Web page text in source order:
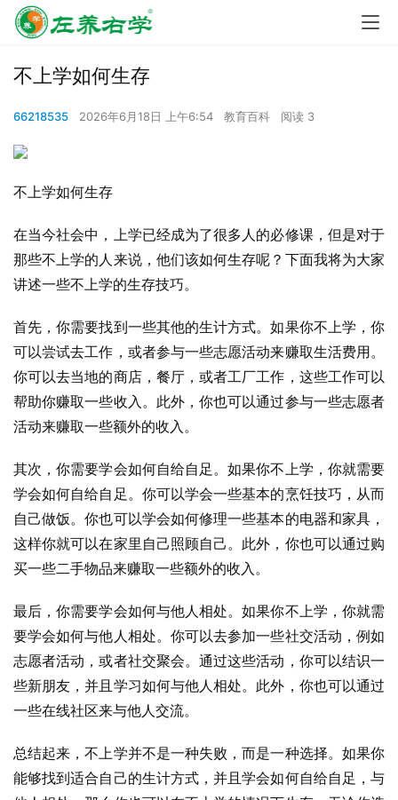
不上学如何生存
66218535 2026年6月18日 上午6:54 教育百科 阅读 3
不上学如何生存
在当今社会中，上学已经成为了很多人的必修课，但是对于
那些不上学的人来说，他们该如何生存呢？下面我将为大家
讲述一些不上学的生存技巧。
首先，你需要找到一些其他的生计方式。如果你不上学，你
可以尝试去工作，或者参与一些志愿活动来赚取生活费用。
你可以去当地的商店，餐厅，或者工厂工作，这些工作可以
帮助你赚取一些收入。此外，你也可以通过参与一些志愿者
活动来赚取一些额外的收入。
其次，你需要学会如何自给自足。如果你不上学，你就需要
学会如何自给自足。你可以学会一些基本的烹饪技巧，从而
自己做饭。你也可以学会如何修理一些基本的电器和家具，
这样你就可以在家里自己照顾自己。此外，你也可以通过购
买一些二手物品来赚取一些额外的收入。
最后，你需要学会如何与他人相处。如果你不上学，你就需
要学会如何与他人相处。你可以去参加一些社交活动，例如
志愿者活动，或者社交聚会。通过这些活动，你可以结识一
些新朋友，并且学习如何与他人相处。此外，你也可以通过
一些在线社区来与他人交流。
总结起来，不上学并不是一种失败，而是一种选择。如果你
能够找到适合自己的生计方式，并且学会如何自给自足，与